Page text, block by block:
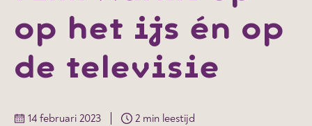
op het ijs én op
de televisie
14 februari 2023 2 min leestijd